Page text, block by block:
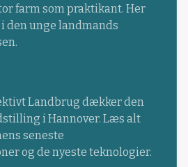
farm som praktikant. Her
den unge landmands
Landbrug dækker den
i Hannover. Læs alt
seneste
og de nyeste teknologier.